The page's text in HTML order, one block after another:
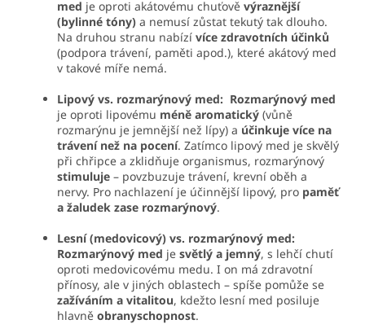
med je oproti akátovému chuťově výraznější
(bylinné tóny) a nemusí zůstat tekutý tak dlouho.
Na druhou stranu nabízí více zdravotních účinků
(podpora trávení, paměti apod.), které akátový med
v takové míře nemá.
Lipový vs. rozmarýnový med: Rozmarýnový med
je oproti lipovému méně aromatický (vůně
rozmarýnu je jemnější než lípy) a účinkuje více na
trávení než na pocení. Zatímco lipový med je skvělý
při chřipce a zklidňuje organismus, rozmarýnový
stimuluje – povzbuzuje trávení, krevní oběh a
nervy. Pro nachlazení je účinnější lipový, pro paměť
a žaludek zase rozmarýnový.
Lesní (medovicový) vs. rozmarýnový med:
Rozmarýnový med je světlý a jemný​, s lehčí chutí
oproti medovicovému medu. I on má zdravotní
přínosy, ale v jiných oblastech – spíše pomůže se
zažíváním a vitalitou, kdežto lesní med posiluje
hlavně obranyschopnost.